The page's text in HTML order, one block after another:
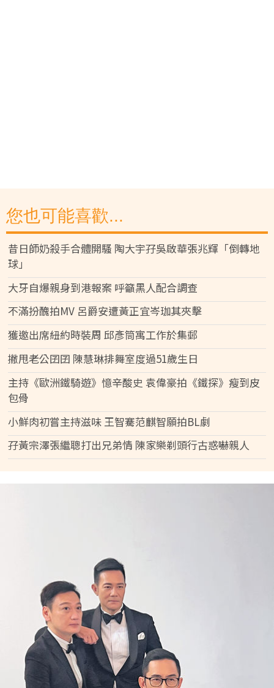
您也可能喜歡...
昔日師奶殺手合體開騷 陶大宇孖吳啟華張兆輝「倒轉地
球」
大牙自爆親身到港報案 呼籲黑人配合調查
不滿扮醜拍MV 呂爵安遭黃正宜岑珈其夾擊
獲邀出席紐約時裝周 邱彥筒寓工作於集郵
撇甩老公囝囝 陳慧琳排舞室度過51歲生日
主持《歐洲鐵騎遊》憶辛酸史 袁偉豪拍《鐵探》瘦到皮
包骨
小鮮肉初嘗主持滋味 王智騫范麒智願拍BL劇
孖黃宗澤張繼聰打出兄弟情 陳家樂剃頭行古惑嚇親人